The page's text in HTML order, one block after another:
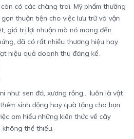
có các chàng trai. Mỹ phẩm thường
thuận tiện cho việc lưu trữ và vận
giá trị lợi nhuận mà nó mang đến
đã có rất nhiều thương hiệu hay
hiệu quả doanh thu đáng kể.
như: sen đá, xương rồng,.. luôn là vật
sinh động hay quà tặng cho bạn
am hiểu những kiến thức về cây
không thể thiếu.